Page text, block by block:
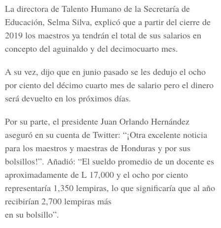
La directora de Talento Humano de la Secretaría de
Educación, Selma Silva, explicó que a partir del cierre de
2019 los maestros ya tendrán el total de sus salarios en
concepto del aguinaldo y del decimocuarto mes.
A su vez, dijo que en junio pasado se les dedujo el ocho
por ciento del décimo cuarto mes de salario pero el dinero
será devuelto en los próximos días.
Por su parte, el presidente Juan Orlando Hernández
aseguró en su cuenta de Twitter: “¡Otra excelente noticia
para los maestros y maestras de Honduras y por sus
bolsillos!”. Añadió: “El sueldo promedio de un docente es
aproximadamente de L 17,000 y el ocho por ciento
representaría 1,350 lempiras, lo que significaría que al año
recibirían 2,700 lempiras más
en su bolsillo”.